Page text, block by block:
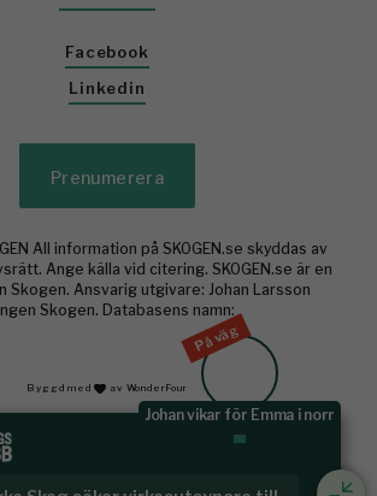
På väg
Johan vikar för Emma i norr
Facebook
Linkedin
Prenumerera
All information på SKOGEN.se skyddas av
Ange källa vid citering. SKOGEN.se är en
Skogen. Ansvarig utgivare: Johan Larsson
Skogen. Databasens namn:
Byggd med av WonderFour